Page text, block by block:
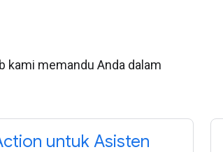
kami memandu Anda dalam
untuk Asisten